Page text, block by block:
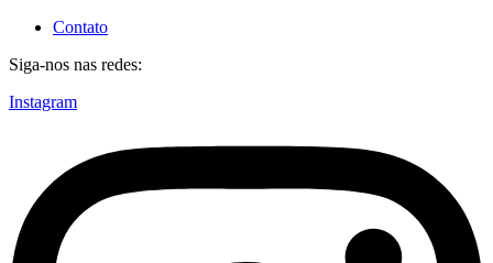
Contato
Siga-nos nas redes:
Instagram